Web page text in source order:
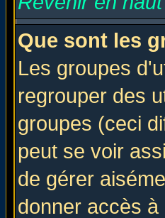
Que sont les
Les groupes
regrouper des
groupes (ceci
peut se voir
de gérer
donner accès